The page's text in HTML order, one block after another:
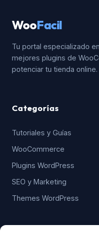
WooFacil
Tu portal especializado
mejores plugins de
potenciar tu tienda online.
Categorías
Tutoriales y Guías
WooCommerce
Plugins WordPress
SEO y Marketing
Themes WordPress